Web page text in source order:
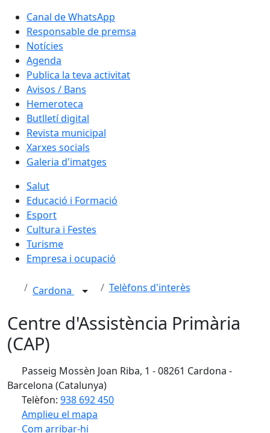
Canal de WhatsApp
Responsable de premsa
Notícies
Agenda
Publica la teva activitat
Avisos / Bans
Hemeroteca
Butlletí digital
Revista municipal
Xarxes socials
Galeria d'imatges
Salut
Educació i Formació
Esport
Cultura i Festes
Turisme
Empresa i ocupació
Cardona Telèfons d'interès
Centre d'Assistència Primària
(CAP)
Passeig Mossèn Joan Riba, 1 - 08261 Cardona -
Barcelona (Catalunya)
Telèfon: 938 692 450
Amplieu el mapa
Com arribar-hi